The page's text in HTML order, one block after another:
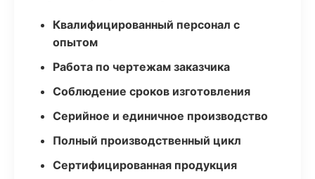
Квалифицированный персонал с
опытом
Работа по чертежам заказчика
Соблюдение сроков изготовления
Серийное и единичное производство
Полный производственный цикл
Сертифицированная продукция